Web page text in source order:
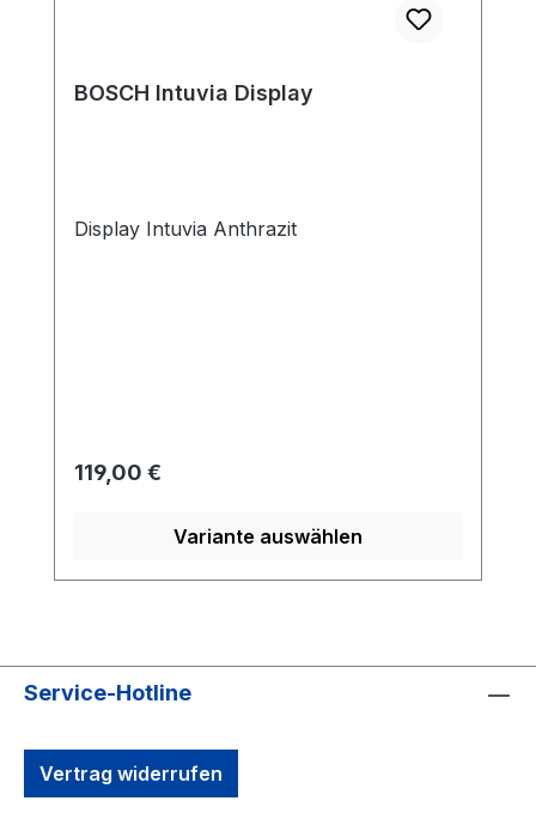
BOSCH Intuvia Display
Display Intuvia Anthrazit
Regulärer Preis:
119,00 €
Variante auswählen
Service-Hotline
Vertrag widerrufen